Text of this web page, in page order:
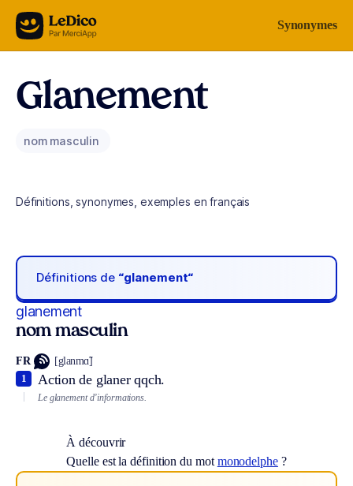
Aller au contenu Synonymes
Glanement
nom masculin
Définitions, synonymes, exemples en français
Définitions de “glanement“
glanement
nom masculin
FR [glanmɑ̃]
Action de glaner qqch.
1
Le glanement d’informations.
À découvrir
Quelle est la définition du mot monodelphe?